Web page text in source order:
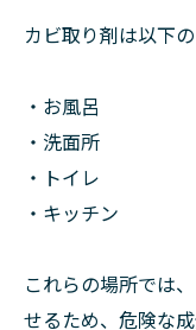
カビ取り剤は以下
・お風呂
・洗面所
・トイレ
・キッチン
これらの場所では
せるため、危険な